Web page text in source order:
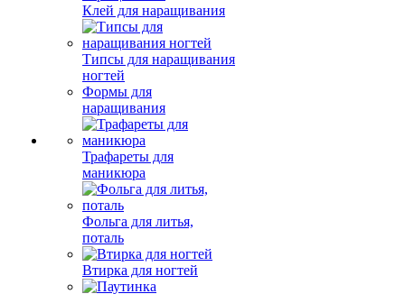
Клей для наращивания
Типсы для наращивания
ногтей
Формы для
наращивания
Трафареты для
маникюра
Фольга для литья,
поталь
Втирка для ногтей